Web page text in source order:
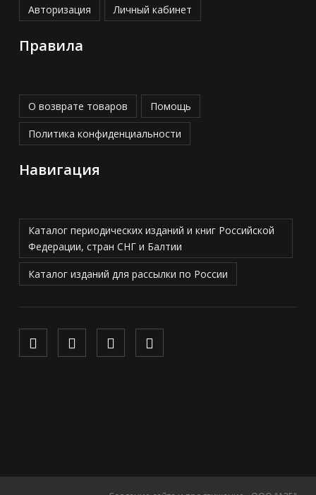
Авторизация Личный кабинет
Правила
О возврате товаров Помощь
Политика конфиденциальности
Навигация
Каталог периодических изданий и книг Российской
Федерации, стран СНГ и Балтии
Каталог изданий для рассылки по России